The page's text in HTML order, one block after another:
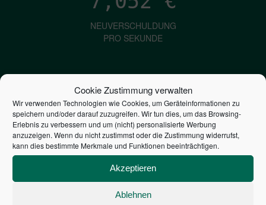
Cookie Zustimmung verwalten
Wir verwenden Technologien wie Cookies, um Geräteinformationen zu
speichern und/oder darauf zuzugreifen. Wir tun dies, um das Browsing-
Erlebnis zu verbessern und um (nicht) personalisierte Werbung
anzuzeigen. Wenn du nicht zustimmst oder die Zustimmung widerrufst,
kann dies bestimmte Merkmale und Funktionen beeinträchtigen.
Akzeptieren
Ablehnen
NEUVERSCHULDUNG
PRO SEKUNDE
1,601€
ZINSEN
PRO SEKUNDE
2,805,977,075,796
STAATSVERSCHULDUNG